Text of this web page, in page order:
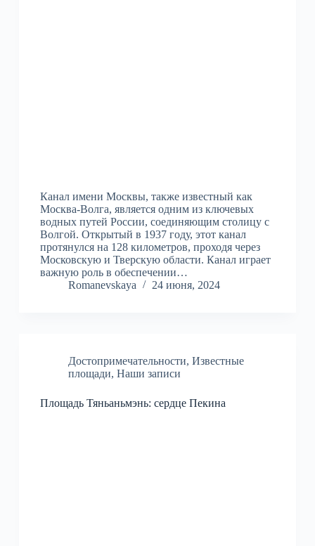
Канал имени Москвы, также известный как
Москва-Волга, является одним из ключевых
водных путей России, соединяющим столицу с
Волгой. Открытый в 1937 году, этот канал
протянулся на 128 километров, проходя через
Московскую и Тверскую области. Канал играет
важную роль в обеспечении…
Romanevskaya
24 июня, 2024
Достопримечательности, Известные
площади, Наши записи
Площадь Тяньаньмэнь: сердце Пекина